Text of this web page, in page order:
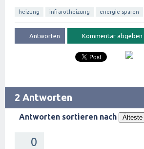
heizung infrarotheizung energie sparen
2 Antworten
Antworten sortieren nach Älteste
0